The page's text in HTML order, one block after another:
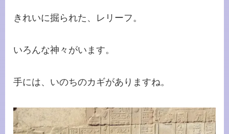
きれいに掘られた、レリーフ。
いろんな神々がいます。
手には、いのちのカギがありますね。